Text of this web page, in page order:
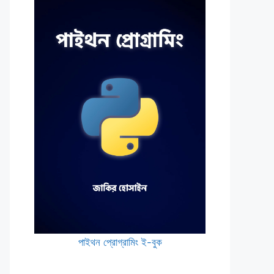
পাইথন প্রোগ্রামিং ই-বুক